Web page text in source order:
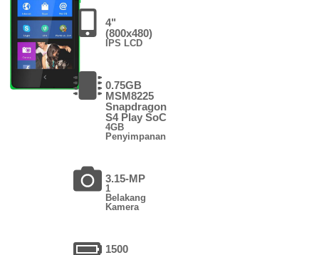
4"
(800x480)
IPS LCD
0.75GB
MSM8225
Snapdragon
S4 Play SoC
4GB
Penyimpanan
3.15-MP
1
Belakang
Kamera
1500